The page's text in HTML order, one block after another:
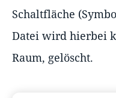
Schaltfläche
Datei wird hierbei
Raum, gelöscht.